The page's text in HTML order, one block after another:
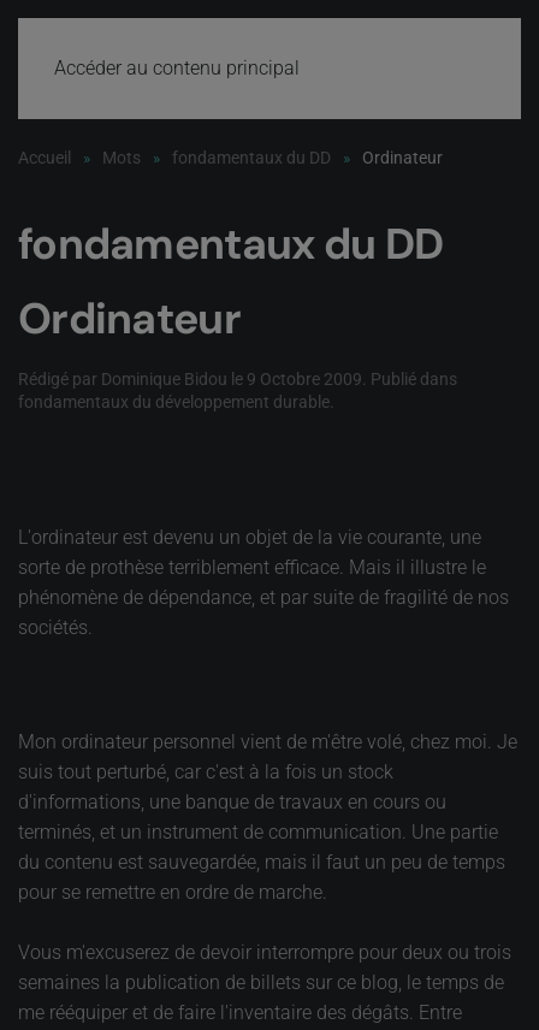
Accéder au contenu principal
Accueil Mots fondamentaux du DD Ordinateur
fondamentaux du DD
Ordinateur
Rédigé par Dominique Bidou le 9 Octobre 2009 . Publié dans
fondamentaux du développement durable
L'ordinateur est devenu un objet de la vie courante, une
sorte de prothèse terriblement efficace. Mais il illustre le
phénomène de dépendance, et par suite de fragilité de nos
sociétés.
Mon ordinateur personnel vient de m'être volé, chez moi. Je
suis tout perturbé, car c'est à la fois un stock
d'informations, une banque de travaux en cours ou
terminés, et un instrument de communication. Une partie
du contenu est sauvegardée, mais il faut un peu de temps
pour se remettre en ordre de marche.
Vous m'excuserez de devoir interrompre pour deux ou trois
semaines la publication de billets sur ce blog, le temps de
me rééquiper et de faire l'inventaire des dégâts. Entre